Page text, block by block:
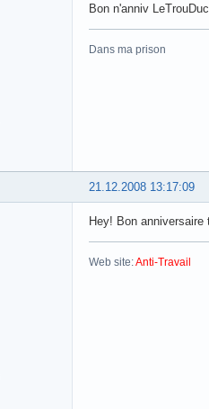
Bon n'anniv LeTrouDuc
Dans ma prison
21.12.2008 13:17:09
Hey! Bon anniversaire
Web site:Anti-Travail